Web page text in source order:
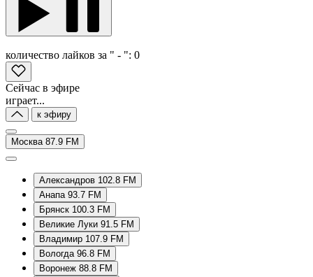
количество лайков за " - ": 0
Сейчас в эфире
играет...
к эфиру
Москва 87.9 FM
Александров 102.8 FM
Анапа 93.7 FM
Брянск 100.3 FM
Великие Луки 91.5 FM
Владимир 107.9 FM
Вологда 96.8 FM
Воронеж 88.8 FM